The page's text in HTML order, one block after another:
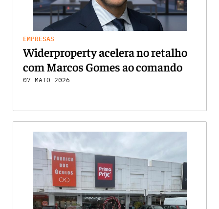
EMPRESAS
Widerproperty acelera no retalho
com Marcos Gomes ao comando
07 MAIO 2026